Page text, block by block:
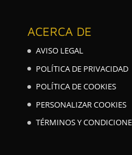
ACERCA DE
AVISO LEGAL
POLÍTICA DE PRIVACIDAD
POLÍTICA DE COOKIES
PERSONALIZAR COOKIES
TÉRMINOS Y